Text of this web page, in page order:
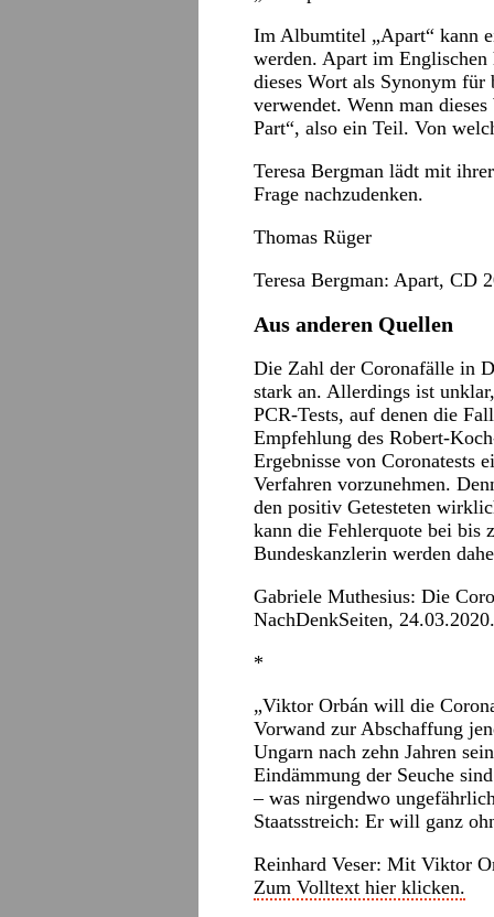
Im Albumtitel „Apart“ kann
werden. Apart im Englischen
dieses Wort als Synonym für
verwendet. Wenn man
Part“, also ein Teil. Von
Teresa Bergman lädt mit
Frage nachzudenken.
Thomas Rüger
Teresa Bergman: Apart, CD
Aus anderen Quellen
Die Zahl der Coronafälle in
stark an. Allerdings ist
PCR-Tests, auf denen die
Empfehlung des Robert-
Ergebnisse von Coronatests
Verfahren vorzunehmen.
den positiv Getesteten
kann die Fehlerquote bei bis
Bundeskanzlerin werden
Gabriele Muthesius: Die
NachDenkSeiten,
*
„Viktor Orbán will die
Vorwand zur Abschaffung
Ungarn nach zehn Jahren
Eindämmung der Seuche
– was nirgendwo
Staatsstreich: Er will ganz
Reinhard Veser: Mit Viktor
Zum Volltext hier klicken.